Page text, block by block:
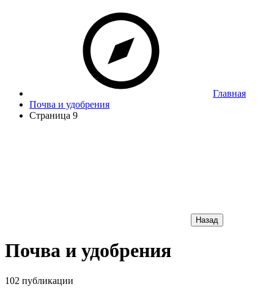
Главная
Почва и удобрения
Страница 9
Назад
Почва и удобрения
102 публикации